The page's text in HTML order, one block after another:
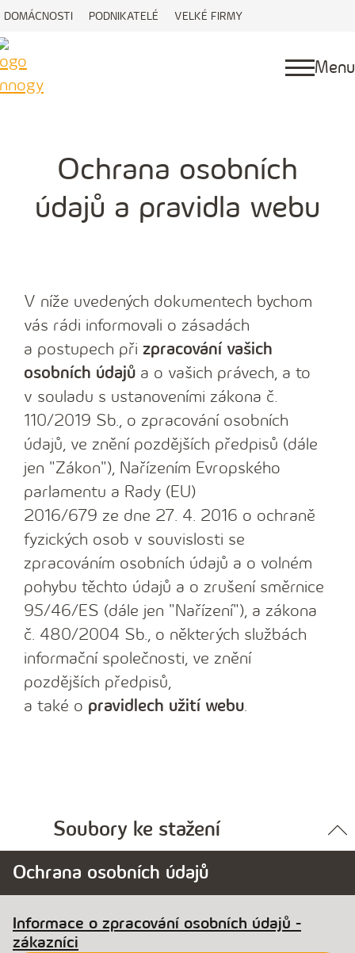
DOMÁCNOSTI PODNIKATELÉ VELKÉ FIRMY
Menu
Ochrana osobních
údajů a pravidla webu
V níže uvedených dokumentech bychom
vás rádi informovali o zásadách
a postupech při zpracování vašich
osobních údajů a o vašich právech, a to
v souladu s ustanoveními zákona č.
110/2019 Sb., o zpracování osobních
údajů, ve znění pozdějších předpisů (dále
jen "Zákon"), Nařízením Evropského
parlamentu a Rady (EU)
2016/679 ze dne 27. 4. 2016 o ochraně
fyzických osob v souvislosti se
zpracováním osobních údajů a o volném
pohybu těchto údajů a o zrušení směrnice
95/46/ES (dále jen "Nařízení"), a zákona
č. 480/2004 Sb., o některých službách
informační společnosti, ve znění
pozdějších předpisů,
a také o pravidlech užití webu.
Soubory ke stažení
Ochrana osobních údajů
Informace o zpracování osobních údajů -
zákazníci